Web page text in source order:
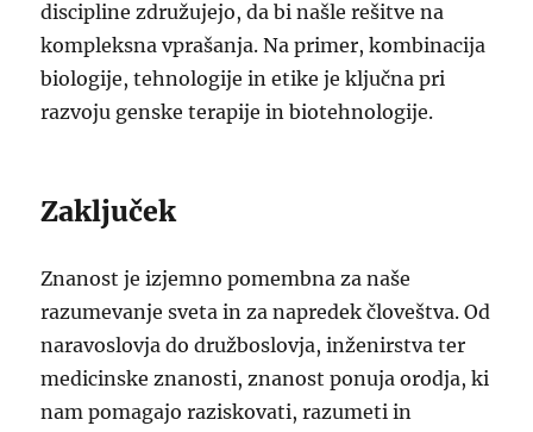
discipline združujejo, da bi našle rešitve na
kompleksna vprašanja. Na primer, kombinacija
biologije, tehnologije in etike je ključna pri
razvoju genske terapije in biotehnologije.
Zaključek
Znanost je izjemno pomembna za naše
razumevanje sveta in za napredek človeštva. Od
naravoslovja do družboslovja, inženirstva ter
medicinske znanosti, znanost ponuja orodja, ki
nam pomagajo raziskovati, razumeti in